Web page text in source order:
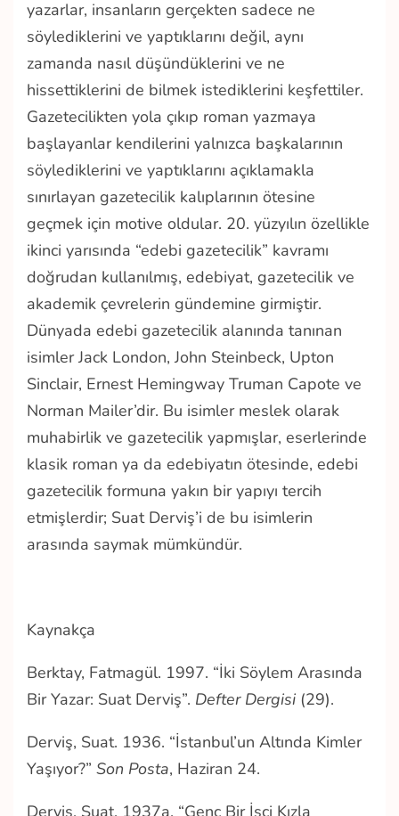
yazarlar, insanların gerçekten sadece ne
söylediklerini ve yaptıklarını değil, aynı
zamanda nasıl düşündüklerini ve ne
hissettiklerini de bilmek istediklerini keşfettiler.
Gazetecilikten yola çıkıp roman yazmaya
başlayanlar kendilerini yalnızca başkalarının
söylediklerini ve yaptıklarını açıklamakla
sınırlayan gazetecilik kalıplarının ötesine
geçmek için motive oldular. 20. yüzyılın özellikle
ikinci yarısında “edebi gazetecilik” kavramı
doğrudan kullanılmış, edebiyat, gazetecilik ve
akademik çevrelerin gündemine girmiştir.
Dünyada edebi gazetecilik alanında tanınan
isimler Jack London, John Steinbeck, Upton
Sinclair, Ernest Hemingway Truman Capote ve
Norman Mailer’dir. Bu isimler meslek olarak
muhabirlik ve gazetecilik yapmışlar, eserlerinde
klasik roman ya da edebiyatın ötesinde, edebi
gazetecilik formuna yakın bir yapıyı tercih
etmişlerdir; Suat Derviş’i de bu isimlerin
arasında saymak mümkündür.
Kaynakça
Berktay, Fatmagül. 1997. “İki Söylem Arasında
Bir Yazar: Suat Derviş”. Defter Dergisi (29).
Derviş, Suat. 1936. “İstanbul’un Altında Kimler
Yaşıyor?” Son Posta, Haziran 24.
Derviş, Suat. 1937a. “Genç Bir İşçi Kızla